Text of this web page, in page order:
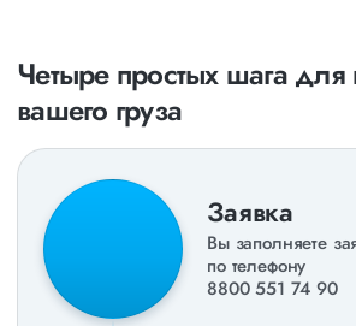
Четыре простых шага для
вашего груза
Заявка
Вы заполняете
по телефону
8800 551 74 90